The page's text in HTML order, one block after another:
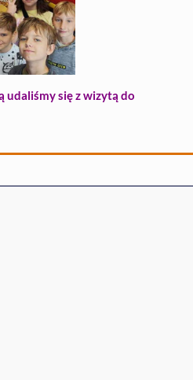
udaliśmy się z wizytą do